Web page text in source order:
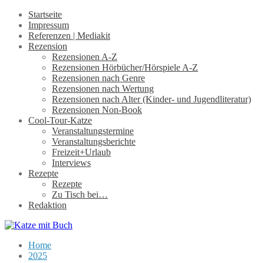
Startseite
Impressum
Referenzen | Mediakit
Rezension
Rezensionen A-Z
Rezensionen Hörbücher/Hörspiele A-Z
Rezensionen nach Genre
Rezensionen nach Wertung
Rezensionen nach Alter (Kinder- und Jugendliteratur)
Rezensionen Non-Book
Cool-Tour-Katze
Veranstaltungstermine
Veranstaltungsberichte
Freizeit+Urlaub
Interviews
Rezepte
Rezepte
Zu Tisch bei…
Redaktion
Home
2025